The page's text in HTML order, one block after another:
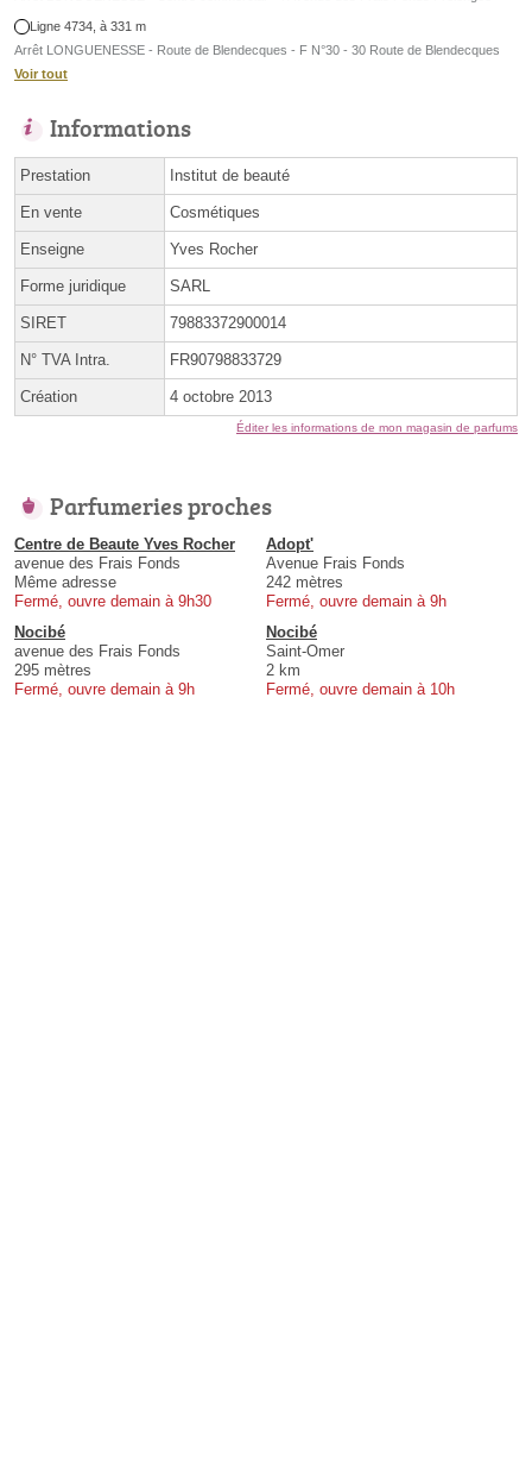
Ligne 4734, à 331 m
Arrêt LONGUENESSE - Route de Blendecques - F N°30 - 30 Route de Blendecques
Voir tout
Informations
Prestation Institut de beauté
En vente Cosmétiques
Enseigne Yves Rocher
Forme juridique SARL
SIRET 79883372900014
N° TVA Intra. FR90798833729
Création 4 octobre 2013
Éditer les informations de mon magasin de parfums
Parfumeries proches
Centre de Beaute Yves Rocher
avenue des Frais Fonds
Même adresse
Fermé, ouvre demain à 9h30
Adopt'
Avenue Frais Fonds
242 mètres
Fermé, ouvre demain à 9h
Nocibé
avenue des Frais Fonds
295 mètres
Fermé, ouvre demain à 9h
Nocibé
Saint-Omer
2 km
Fermé, ouvre demain à 10h